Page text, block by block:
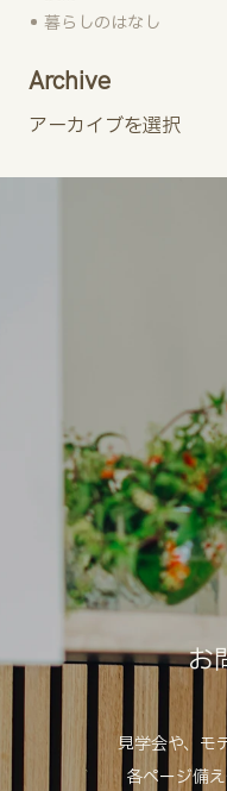
暮らしのはなし
Archive
お
見学会や、モ
各ページ備